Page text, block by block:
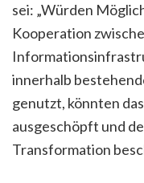
sei: „Würden
Kooperation
innerhalb
genutzt, könnten
ausgeschöpft und
Transformation